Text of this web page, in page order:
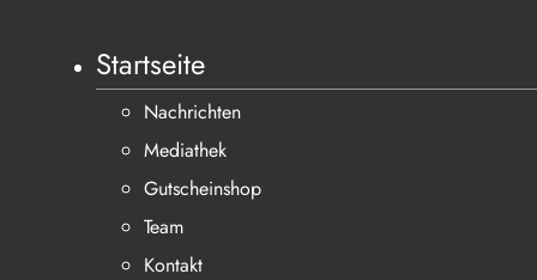
Startseite
Nachrichten
Mediathek
Gutscheinshop
Team
Kontakt